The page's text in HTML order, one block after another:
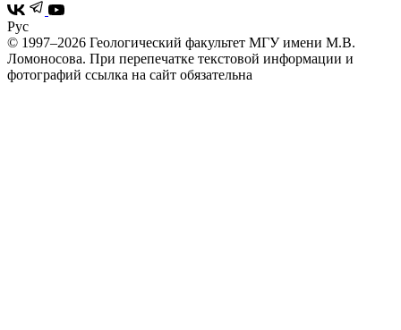
Рус
© 1997–2026 Геологический факультет МГУ имени М.В.
Ломоносова. При перепечатке текстовой информации и
фотографий ссылка на сайт обязательна